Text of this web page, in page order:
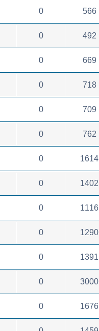
0 566
0 492
0 669
0 718
0 709
0 762
0 1614
0 1402
0 1116
0 1290
0 1391
0 3000
0 1676